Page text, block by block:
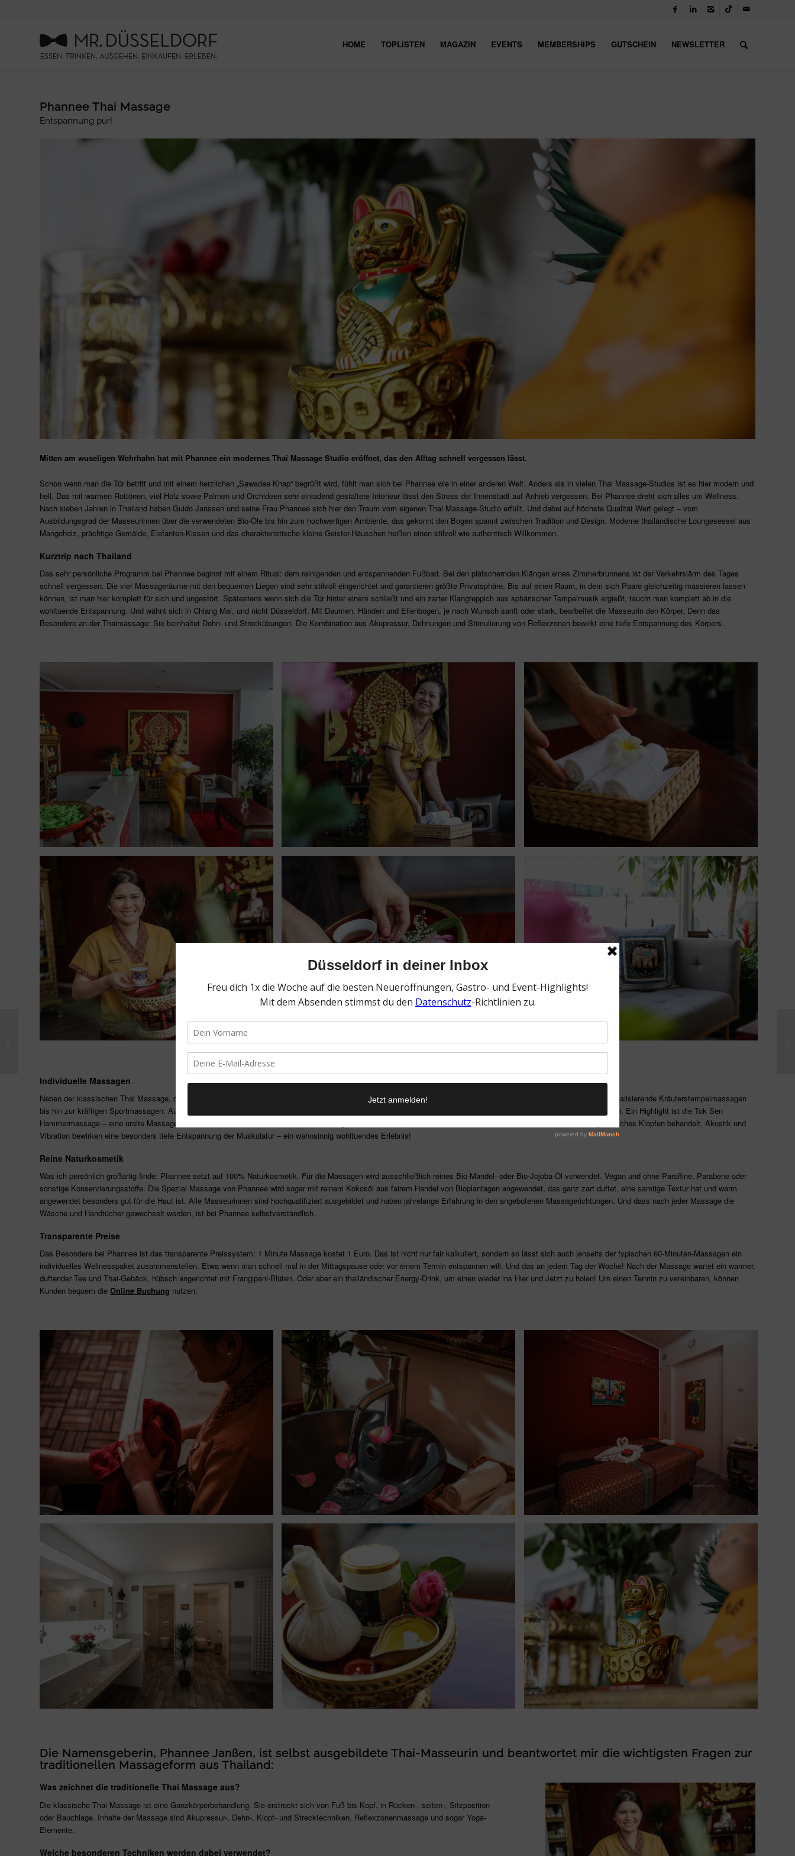
HOME TOPLISTEN MAGAZIN EVENTS MEMBERSHIPS GUTSCHEIN NEWSLETTER
Phannee Thai Massage
Entspannung pur!
Mitten am wuseligen Wehrhahn hat mit Phannee ein modernes Thai Massage Studio eröffnet, das den Alltag schnell vergessen lässt.
Schon wenn man die Tür betritt und mit einem herzlichen „Sawadee Khap“ begrüßt wird, fühlt man sich bei Phannee wie in einer anderen Welt. Anders als in vielen Thai Massage-Studios ist es hier modern und
hell. Das mit warmen Rottönen, viel Holz sowie Palmen und Orchideen sehr einladend gestaltete Interieur lässt den Stress der Innenstadt auf Anhieb vergessen. Bei Phannee dreht sich alles um Wellness.
Nach sieben Jahren in Thailand haben Guido Janssen und seine Frau Phannee sich hier den Traum vom eigenen Thai Massage-Studio erfüllt. Und dabei auf höchste Qualität Wert gelegt – vom
Ausbildungsgrad der Masseurinnen über die verwendeten Bio-Öle bis hin zum hochwertigen Ambiente, das gekonnt den Bogen spannt zwischen Tradition und Design. Moderne thailändische Loungesessel aus
Mangoholz, prächtige Gemälde, Elefanten-Kissen und das charakteristische kleine Geister-Häuschen heißen einen stilvoll wie authentisch Willkommen.
Kurztrip nach Thailand
Das sehr persönliche Programm bei Phannee beginnt mit einem Ritual: dem reinigenden und entspannenden Fußbad. Bei den plätschernden Klängen eines Zimmerbrunnens ist der Verkehrslärm des Tages
schnell vergessen. Die vier Massageräume mit den bequemen Liegen sind sehr stilvoll eingerichtet und garantieren größte Privatsphäre. Bis auf einen Raum, in dem sich Paare gleichzeitig massieren lassen
können, ist man hier komplett für sich und ungestört. Spätestens wenn sich die Tür hinter einem schließt und ein zarter Klangteppich aus sphärischer Tempelmusik ergießt, taucht man komplett ab in die
wohltuende Entspannung. Und wähnt sich in Chiang Mai, und nicht Düsseldorf. Mit Daumen, Händen und Ellenbogen, je nach Wunsch sanft oder stark, bearbeitet die Masseurin den Körper. Denn das
Besondere an der Thaimassage: Sie beinhaltet Dehn- und Streckübungen. Die Kombination aus Akupressur, Dehnungen und Stimulierung von Reflexzonen bewirkt eine tiefe Entspannung des Körpers.
Individuelle Massagen
Neben der klassischen Thai Massage, die „trocken“ ohne Öl praktiziert wird, bietet Phannee ein ganzes Sortiment an Anwendungen: Von sanften Relaxmassagen über vitalisierende Kräuterstempelmassagen
bis hin zur kräftigen Sportmassagen. Auch einzelne Bereiche des Körpers wie Kopf, Gesicht, Schulter, Rücken und Füße können bei Phannee individuell massiert werden. Ein Highlight ist die Tok Sen
Hammermassage – eine uralte Massage-Technik der Lanna Thai. Dabei werden die Energiebahnen des Körpers mit Holzmeissel und Holzhammer durch leichtes rhythmisches Klopfen behandelt. Akustik und
Vibration bewirken eine besonders tiefe Entspannung der Muskulatur – ein wahnsinnig wohltuendes Erlebnis!
Reine Naturkosmetik
Was ich persönlich großartig finde: Phannee setzt auf 100% Naturkosmetik. Für die Massagen wird ausschließlich reines Bio-Mandel- oder Bio-Jojoba-Öl verwendet. Vegan und ohne Paraffine, Parabene oder
sonstige Konservierungsstoffe. Die Spezial Massage von Phannee wird sogar mit reinem Kokosöl aus fairem Handel von Bioplantagen angewendet, das ganz zart duftet, eine samtige Textur hat und warm
angewendet besonders gut für die Haut ist. Alle Masseurinnen sind hochqualifiziert ausgebildet und haben jahrelange Erfahrung in den angebotenen Massagerichtungen. Und dass nach jeder Massage die
Wäsche und Handtücher gewechselt werden, ist bei Phannee selbstverständlich.
Transparente Preise
Das Besondere bei Phannee ist das transparente Preissystem: 1 Minute Massage kostet 1 Euro. Das ist nicht nur fair kalkuliert, sondern so lässt sich auch jenseits der typischen 60-Minuten-Massagen ein
individuelles Wellnesspaket zusammenstellen. Etwa wenn man schnell mal in der Mittagspause oder vor einem Termin entspannen will. Und das an jedem Tag der Woche! Nach der Massage wartet ein warmer,
duftender Tee und Thai-Gebäck, hübsch angerichtet mit Frangipani-Blüten. Oder aber ein thailändischer Energy-Drink, um einen wieder ins Hier und Jetzt zu holen! Um einen Termin zu vereinbaren, können
Kunden bequem die Online Buchung nutzen.
Die Namensgeberin, Phannee Janßen, ist selbst ausgebildete Thai-Masseurin und beantwortet mir die wichtigsten Fragen zur
traditionellen Massageform aus Thailand:
Was zeichnet die traditionelle Thai Massage aus?
Die klassische Thai Massage ist eine Ganzkörperbehandlung. Sie erstreckt sich von Fuß bis Kopf, in Rücken-, seiten-, Sitzposition
oder Bauchlage. Inhalte der Massage sind Akupressur-, Dehn-, Klopf- und Strecktechniken, Reflexzonenmassage und sogar Yoga-
Elemente.
Welche besonderen Techniken werden dabei verwendet?
Spanisches Flair in